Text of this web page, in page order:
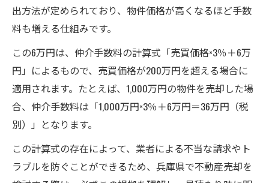
出方法が定められており、物件価格が高くなるほど手数
料も増える仕組みです。
この6万円は、仲介手数料の計算式「売買価格×3％＋6万
円」によるもので、売買価格が200万円を超える場合に
適用されます。たとえば、1,000万円の物件を売却した場
合、仲介手数料は「1,000万円×3％＋6万円＝36万円（税
別）」となります。
この計算式の存在によって、業者による不当な請求やト
ラブルを防ぐことができるため、兵庫県で不動産売却を